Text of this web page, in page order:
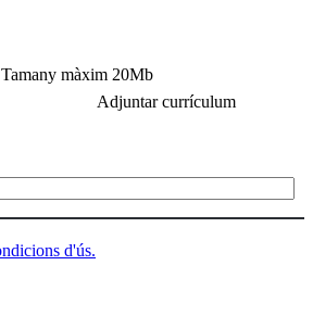
màxim 20Mb
Adjuntar currículum
d'ús.